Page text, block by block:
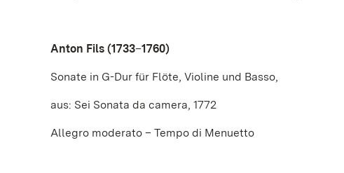
Anton Fils (1733–1760)
Sonate in G-Dur für Flöte, Violine und Basso,
aus: Sei Sonata da camera, 1772
Allegro moderato – Tempo di Menuetto